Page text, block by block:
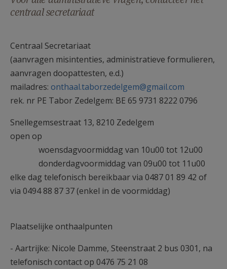
AANMELDEN OF REGISTREREN
centraal secretariaat
Centraal Secretariaat
(aanvragen misintenties, administratieve formulieren,
aanvragen doopattesten, e.d.)
mailadres: onthaal.taborzedelgem@gmail.com
rek. nr PE Tabor Zedelgem: BE 65 9731 8222 0796
Snellegemsestraat 13, 8210 Zedelgem
open op
woensdagvoormiddag van 10u00 tot 12u00
donderdagvoormiddag van 09u00 tot 11u00
elke dag telefonisch bereikbaar via 0487 01 89 42 of
via 0494 88 87 37 (enkel in de voormiddag)
Plaatselijke onthaalpunten
- Aartrijke: Nicole Damme, Steenstraat 2 bus 0301, na
telefonisch contact op 0476 75 21 08